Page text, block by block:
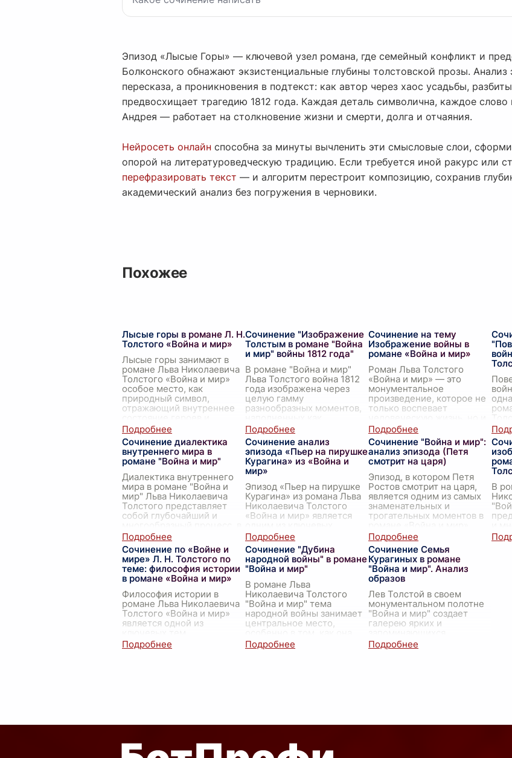
Эпизод «Лысые Горы» — ключевой узел романа, где семейный конфликт и
Болконского обнажают экзистенциальные глубины толстовской прозы.
пересказа, а проникновения в подтекст: как автор через хаос усадьбы,
предвосхищает трагедию 1812 года. Каждая деталь символична, каждое
Андрея — работает на столкновение жизни и смерти, долга и отчаяния.
Нейросеть онлайн способна за минуты вычленить эти смысловые слои,
опорой на литературоведческую традицию. Если требуется иной ракурс или
перефразировать текст — и алгоритм перестроит композицию, сохранив
академический анализ без погружения в черновики.
Похожее
Лысые горы в романе Л. Н.
Толстого «Война и мир»
Лысые горы занимают в
романе Льва Николаевича
Толстого «Война и мир»
особое место, как
природный символ,
отражающий внутреннее
историческую ситуацию.
Эти высокие...
Сочинение "Изображение
Толстым в романе "Война
и мир" войны 1812 года"
В романе "Война и мир"
Льва Толстого война 1812
года изображена через
целую гамму
разнообразных моментов,
трагическими, так и
героическими событиями.
Толстой стреми...
Сочинение на тему
Изображение войны в
романе «Война и мир»
Роман Льва Толстого
«Война и мир» — это
монументальное
произведение, которое не
только воспевает
глубоко проникает в суть
войны, отображая ее
жестокость, х...
исп
Сочинение диалектика
внутреннего мира в
романе "Война и мир"
Диалектика внутреннего
мира в романе "Война и
мир" Льва Николаевича
Толстого представляет
собой глубочайший и
котором сталкиваются и
взаимодействуют против
Сочинение анализ
эпизода «Пьер на пирушке
Курагина» из «Война и
мир»
Эпизод «Пьер на пирушке
Курагина» из романа Льва
Николаевича Толстого
«Война и мир» является
моментов, которые
демонстрируют внешние и
внутренние конфликты
главно...
Сочинение "Война и мир":
анализ эпизода (Петя
смотрит на царя)
Эпизод, в котором Петя
Ростов смотрит на царя,
является одним из самых
знаменательных и
трогательных моментов в
Льва Николаевича
Толстого. Этот эпизод в
полной...
В
Сочинение по «Войне и
мире» Л. Н. Толстого по
теме: философия истории
в романе «Война и мир»
Философия истории в
романе Льва Николаевича
Толстого «Война и мир»
является одной из
произведения. Толстой
стремился разоблачить
Сочинение "Дубина
народной войны" в романе
"Война и мир"
В романе Льва
Николаевича Толстого
"Война и мир" тема
народной войны занимает
центральное место,
изображена в контексте
Отечественной войны 1812
Сочинение Семья
Курагиных в романе
"Война и мир". Анализ
образов
Лев Толстой в своем
монументальном полотне
"Война и мир" создает
галерею ярких и
персонажей, каждый из
которых является